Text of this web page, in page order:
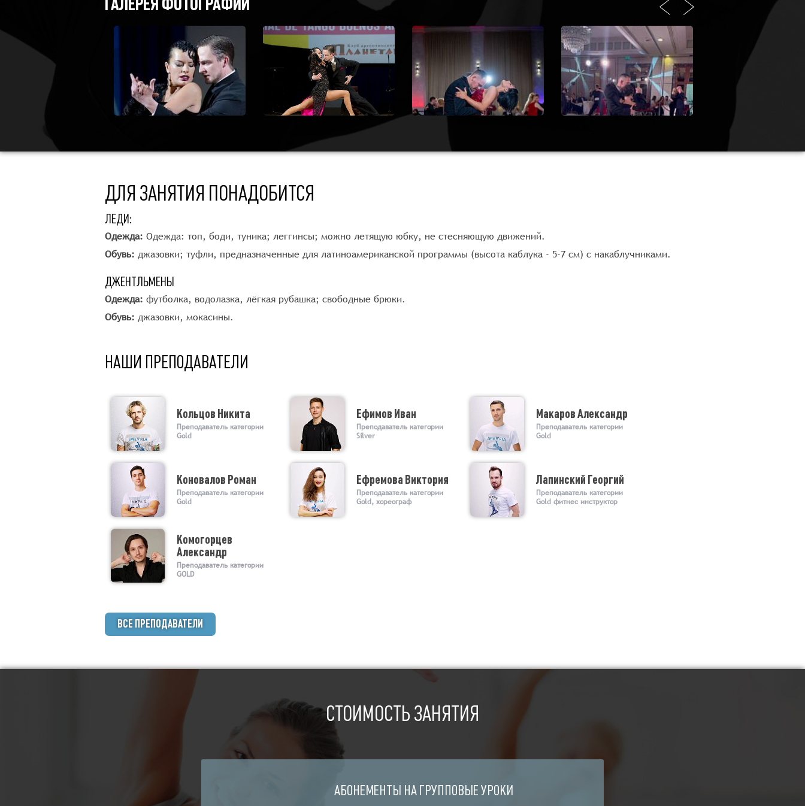
ГАЛЕРЕЯ ФОТОГРАФИЙ
ДЛЯ ЗАНЯТИЯ ПОНАДОБИТСЯ
ЛЕДИ:
Одежда: Одежда: топ, боди, туника; леггинсы; можно летящую юбку, не стесняющую движений.
Обувь: джазовки; туфли, предназначенные для латиноамериканской программы (высота каблука - 5-7 см) с накаблучниками.
ДЖЕНТЛЬМЕНЫ
Одежда: футболка, водолазка, лёгкая рубашка; свободные брюки.
Обувь: джазовки, мокасины.
НАШИ ПРЕПОДАВАТЕЛИ
Кольцов Никита
Преподаватель категории
Gold
Ефимов Иван
Преподаватель категории
Silver
Макаров Александр
Преподаватель категории
Gold
Коновалов Роман
Преподаватель категории
Gold
Ефремова Виктория
Преподаватель категории
Gold, хореограф
Лапинский Георгий
Преподаватель категории
Gold фитнес инструктор
Комогорцев
Александр
Преподаватель категории
GOLD
ВСЕ ПРЕПОДАВАТЕЛИ
СТОИМОСТЬ ЗАНЯТИЯ
АБОНЕМЕНТЫ НА ГРУППОВЫЕ УРОКИ